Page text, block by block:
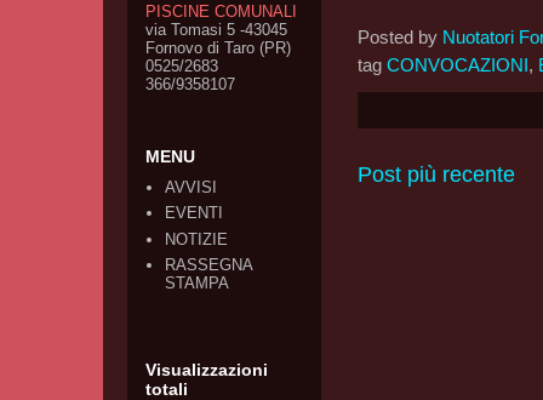
Posted by Nuotatori
tag CONVOCAZIONI,
Post più recente
PISCINE COMUNALI
via Tomasi 5 -43045
Fornovo di Taro (PR)
0525/2683
366/9358107
MENU
AVVISI
EVENTI
NOTIZIE
RASSEGNA
STAMPA
Visualizzazioni
totali